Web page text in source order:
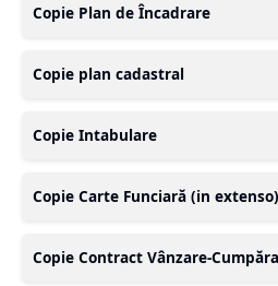
Copie Plan de Încadrare
Copie plan cadastral
Copie Intabulare
Copie Carte Funciară (in extenso)
Copie Contract Vânzare-